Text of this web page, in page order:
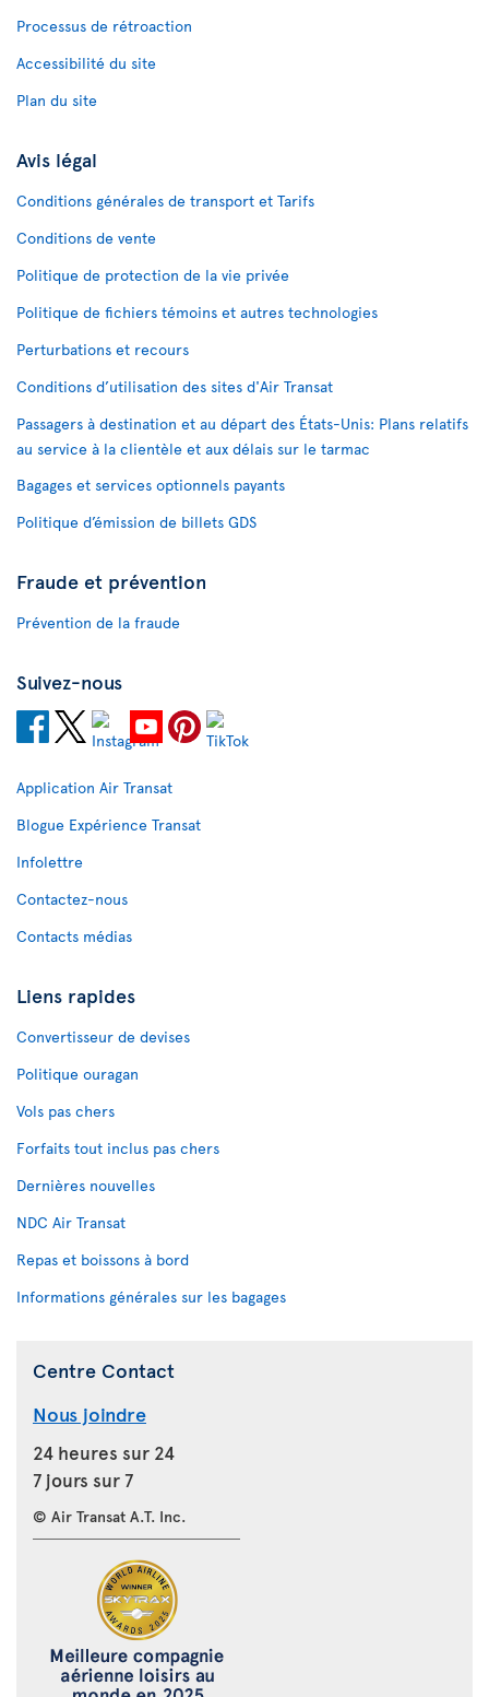
Processus de rétroaction
Accessibilité du site
Plan du site
Avis légal
Conditions générales de transport et Tarifs
Conditions de vente
Politique de protection de la vie privée
Politique de fichiers témoins et autres technologies
Perturbations et recours
Conditions d’utilisation des sites d'Air Transat
Passagers à destination et au départ des États-Unis: Plans relatifs
au service à la clientèle et aux délais sur le tarmac
Bagages et services optionnels payants
Politique d’émission de billets GDS
Fraude et prévention
Prévention de la fraude
Suivez-nous
Application Air Transat
Blogue Expérience Transat
Infolettre
Contactez-nous
Contacts médias
Liens rapides
Convertisseur de devises
Politique ouragan
Vols pas chers
Forfaits tout inclus pas chers
Dernières nouvelles
NDC Air Transat
Repas et boissons à bord
Informations générales sur les bagages
Centre Contact
Nous joindre
24 heures sur 24
7 jours sur 7
© Air Transat A.T. Inc.